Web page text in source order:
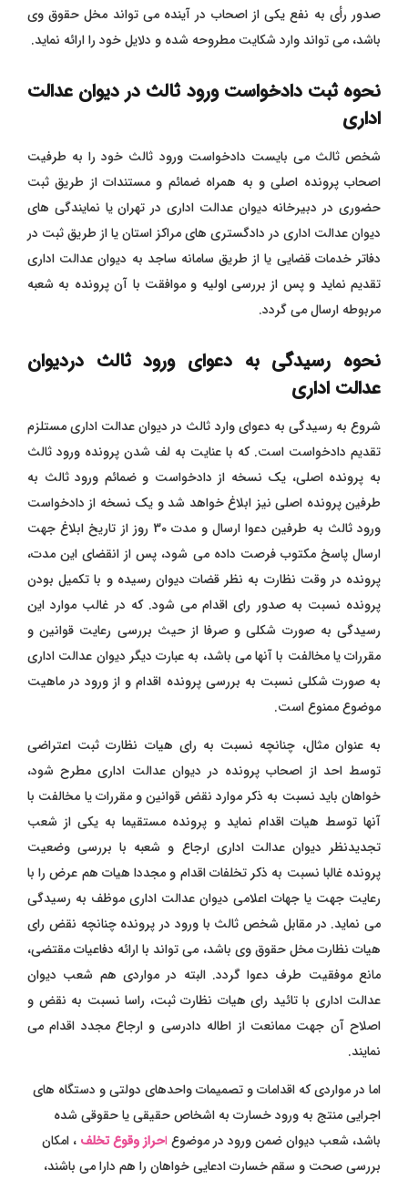
صدور رأی به نفع یکی از اصحاب در آینده می تواند مخل حقوق وی
باشد، می تواند وارد شکایت مطروحه شده و دلایل خود را ارائه نماید.
نحوه ثبت دادخواست ورود ثالث در دیوان عدالت
اداری
شخص ثالث می بایست دادخواست ورود ثالث خود را به طرفیت
اصحاب پرونده اصلی و به همراه ضمائم و مستندات از طریق ثبت
حضوری در دبیرخانه دیوان عدالت اداری در تهران یا نمایندگی های
دیوان عدالت اداری در دادگستری های مراکز استان یا از طریق ثبت در
دفاتر خدمات قضایی یا از طریق سامانه ساجد به دیوان عدالت اداری
تقدیم نماید و پس از بررسی اولیه و موافقت با آن پرونده به شعبه
مربوطه ارسال می گردد.
نحوه رسیدگی به دعوای ورود ثالث دردیوان
عدالت اداری
شروع به رسیدگی به دعوای وارد ثالث در دیوان عدالت اداری مستلزم
تقدیم دادخواست است. که با عنایت به لف شدن پرونده ورود ثالث
به پرونده اصلی، یک نسخه از دادخواست و ضمائم ورود ثالث به
طرفین پرونده اصلی نیز ابلاغ خواهد شد و یک نسخه از دادخواست
ورود ثالث به طرفین دعوا ارسال و مدت 30 روز از تاریخ ابلاغ جهت
ارسال پاسخ مکتوب فرصت داده می شود، پس از انقضای این مدت،
پرونده در وقت نظارت به نظر قضات دیوان رسیده و با تکمیل بودن
پرونده نسبت به صدور رای اقدام می شود. که در غالب موارد این
رسیدگی به صورت شکلی و صرفا از حیث بررسی رعایت قوانین و
مقررات یا مخالفت با آنها می باشد، به عبارت دیگر دیوان عدالت اداری
به صورت شکلی نسبت به بررسی پرونده اقدام و از ورود در ماهیت
موضوع ممنوع است.
به عنوان مثال، چنانچه نسبت به رای هیات نظارت ثبت اعتراضی
توسط احد از اصحاب پرونده در دیوان عدالت اداری مطرح شود،
خواهان باید نسبت به ذکر موارد نقض قوانین و مقررات یا مخالفت با
آنها توسط هیات اقدام نماید و پرونده مستقیما به یکی از شعب
تجدیدنظر دیوان عدالت اداری ارجاع و شعبه با بررسی وضعیت
پرونده غالبا نسبت به ذکر تخلفات اقدام و مجددا هیات هم عرض را با
رعایت جهت یا جهات اعلامی دیوان عدالت اداری موظف به رسیدگی
می نماید. در مقابل شخص ثالث با ورود در پرونده چنانچه نقض رای
هیات نظارت مخل حقوق وی باشد، می تواند با ارائه دفاعیات مقتضی،
مانع موفقیت طرف دعوا گردد. البته در مواردی هم شعب دیوان
عدالت اداری با تائید رای هیات نظارت ثبت، راسا نسبت به نقض و
اصلاح آن جهت ممانعت از اطاله دادرسی و ارجاع مجدد اقدام می
نمایند.
اما در مواردی که اقدامات و تصمیمات واحدهای دولتی و دستگاه های
اجرایی منتج به ورود خسارت به اشخاص حقیقی یا حقوقی شده
باشد، شعب دیوان ضمن ورود در موضوعاحراز وقوع تخلف ، امکان
بررسی صحت و سقم خسارت ادعایی خواهان را هم دارا می باشند،